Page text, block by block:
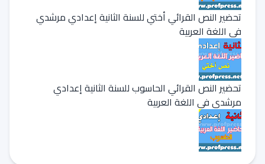
تحضير النص القرائي أختي للسنة الثانية إعدادي مرشدي
في اللغة العربية
تحضير النص القرائي الحاسوب للسنة الثانية إعدادي
مرشدي في اللغة العربية